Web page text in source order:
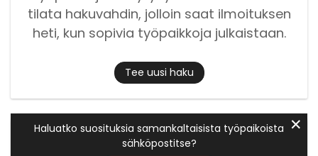
tilata hakuvahdin, jolloin saat ilmoituksen
heti, kun sopivia työpaikkoja julkaistaan.
Tee uusi haku
Haluatko suosituksia samankaltaisista työpaikoista
sähköpostitse?
✕